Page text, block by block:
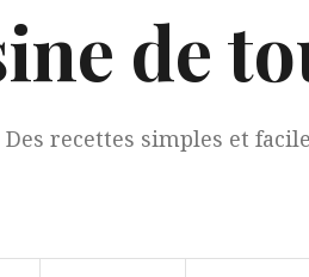
de
Des recettes simples et